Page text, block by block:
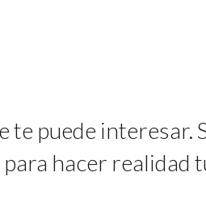
te puede interesar.
hacer realidad